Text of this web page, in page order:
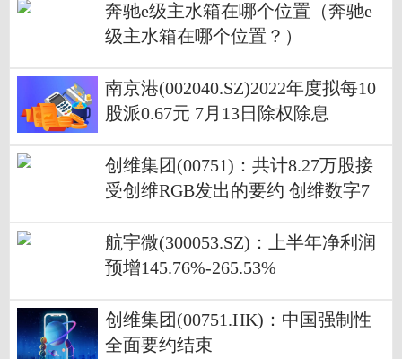
奔驰e级主水箱在哪个位置（奔驰e
级主水箱在哪个位置？）
南京港(002040.SZ)2022年度拟每10
股派0.67元 7月13日除权除息
创维集团(00751)：共计8.27万股接
受创维RGB发出的要约 创维数字7
航宇微(300053.SZ)：上半年净利润
预增145.76%-265.53%
创维集团(00751.HK)：中国强制性
全面要约结束